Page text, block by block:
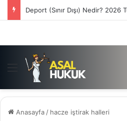
Deport (Sınır Dışı) Nedir? 2026
Menü
Anasayfa / hacze iştirak halleri